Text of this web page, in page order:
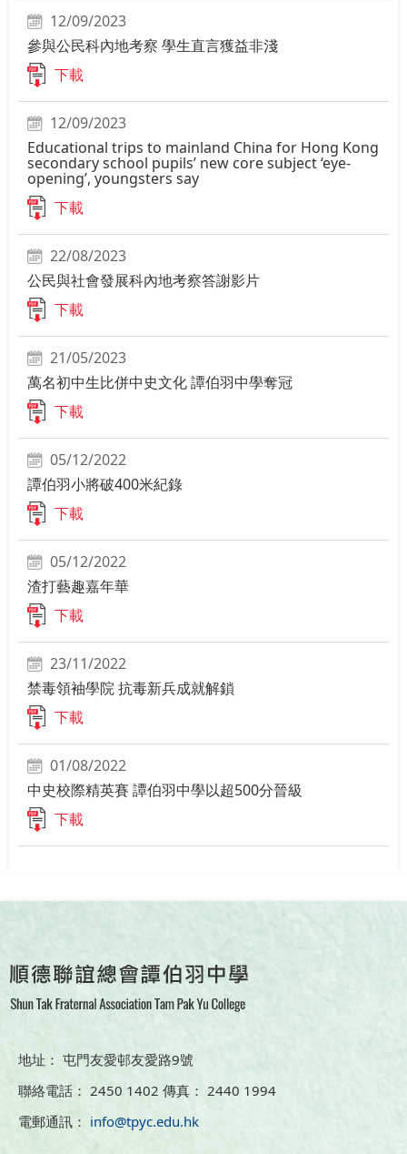
12/09/2023
參與公民科內地考察 學生直言獲益非淺
下載
12/09/2023
Educational trips to mainland China for Hong Kong
secondary school pupils’ new core subject ‘eye-
opening’, youngsters say
下載
22/08/2023
公民與社會發展科內地考察答謝影片
下載
21/05/2023
萬名初中生比併中史文化 譚伯羽中學奪冠
下載
05/12/2022
譚伯羽小將破400米紀錄
下載
05/12/2022
渣打藝趣嘉年華
下載
23/11/2022
禁毒領袖學院 抗毒新兵成就解鎖
下載
01/08/2022
中史校際精英賽 譚伯羽中學以超500分晉級
下載
地址： 屯門友愛邨友愛路9號
聯絡電話： 2450 1402 傳真： 2440 1994
電郵通訊： info@tpyc.edu.hk